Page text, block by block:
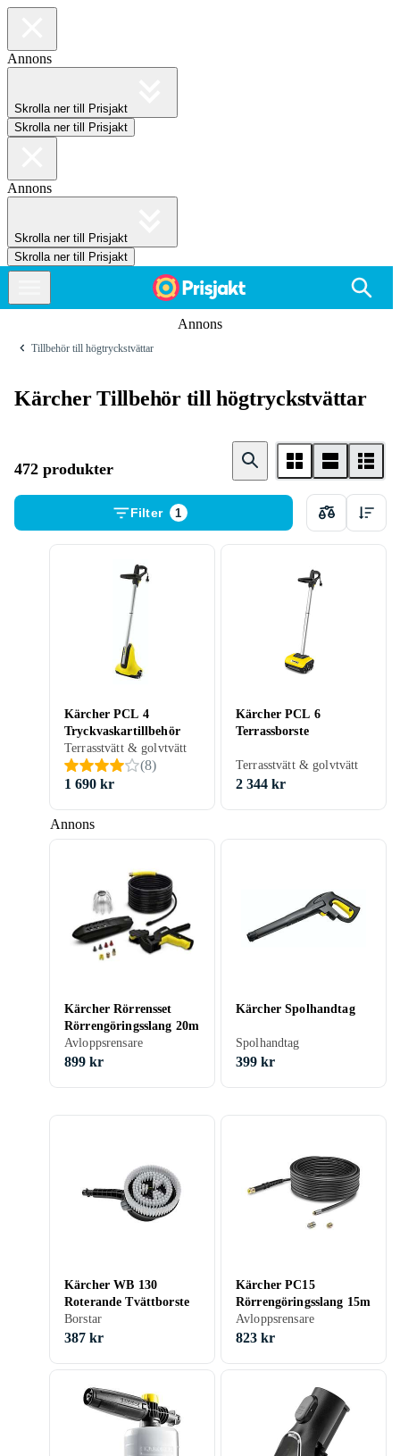
Annons
Skrolla ner till Prisjakt
Skrolla ner till Prisjakt
Annons
Skrolla ner till Prisjakt
Skrolla ner till Prisjakt
Annons
Tillbehör till högtryckstvättar
Kärcher Tillbehör till högtryckstvättar
472 produkter
Filter 1
Annons
Kärcher PCL 4
Tryckvaskartillbehör
Terrasstvätt & golvtvätt
(8)
1 690 kr
Kärcher PCL 6
Terrassborste
Terrasstvätt & golvtvätt
2 344 kr
Kärcher Rörrensset
Rörrengöringsslang 20m
Avloppsrensare
899 kr
Kärcher Spolhandtag
Spolhandtag
399 kr
Kärcher WB 130
Roterande Tvättborste
Borstar
387 kr
Kärcher PC15
Rörrengöringsslang 15m
Avloppsrensare
823 kr